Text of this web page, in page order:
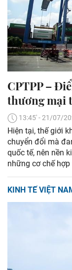
CPTPP –
thương mại
13:45' - 21/07/
Hiện tại, thế giới
chuyển đổi mà
quốc tế, nên nền
những cơ chế
KINH TẾ VIỆT